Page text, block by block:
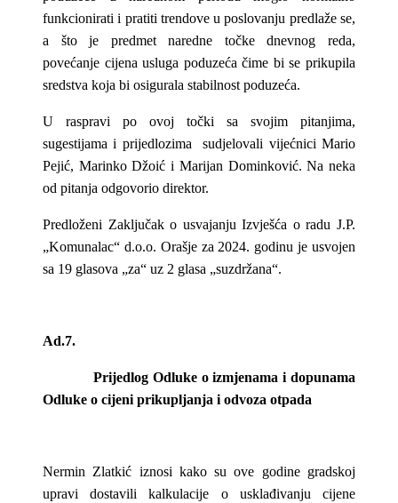
funkcionirati i pratiti trendove u poslovanju predlaže se,
a što je predmet naredne točke dnevnog reda,
povećanje cijena usluga poduzeća čime bi se prikupila
sredstva koja bi osigurala stabilnost poduzeća.
U raspravi po ovoj točki sa svojim pitanjima,
sugestijama i prijedlozima sudjelovali vijećnici Mario
Pejić, Marinko Džoić i Marijan Dominković. Na neka
od pitanja odgovorio direktor.
Predloženi Zaključak o usvajanju Izvješća o radu J.P.
„Komunalac“ d.o.o. Orašje za 2024. godinu je usvojen
sa 19 glasova „za“ uz 2 glasa „suzdržana“.
Ad.7.
Prijedlog Odluke o izmjenama i dopunama
Odluke o cijeni prikupljanja i odvoza otpada
Nermin Zlatkić iznosi kako su ove godine gradskoj
upravi dostavili kalkulacije o usklađivanju cijene